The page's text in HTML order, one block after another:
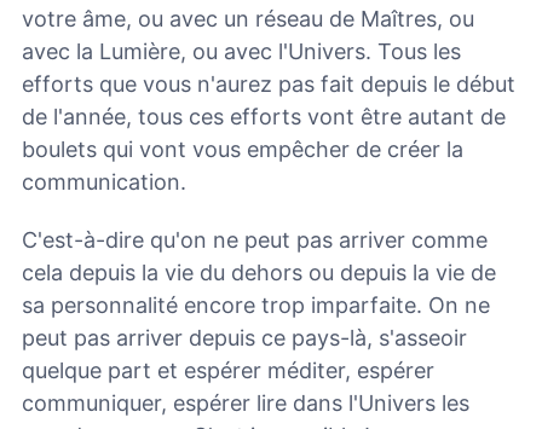
votre âme, ou avec un réseau de Maîtres, ou
avec la Lumière, ou avec l'Univers. Tous les
efforts que vous n'aurez pas fait depuis le début
de l'année, tous ces efforts vont être autant de
boulets qui vont vous empêcher de créer la
communication.
C'est-à-dire qu'on ne peut pas arriver comme
cela depuis la vie du dehors ou depuis la vie de
sa personnalité encore trop imparfaite. On ne
peut pas arriver depuis ce pays-là, s'asseoir
quelque part et espérer méditer, espérer
communiquer, espérer lire dans l'Univers les